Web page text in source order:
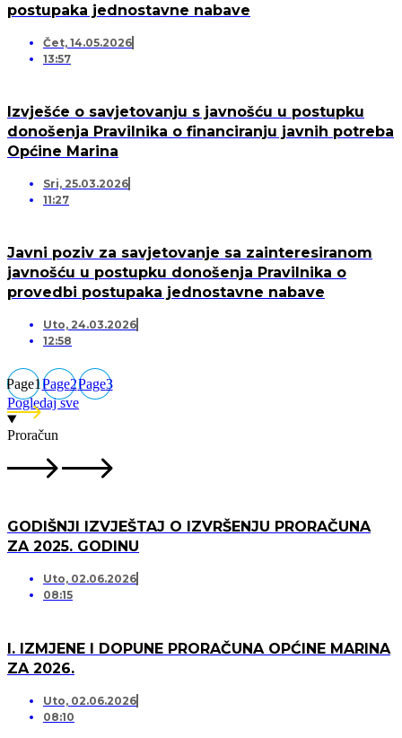
postupaka jednostavne nabave
Čet, 14.05.2026
13:57
Izvješće o savjetovanju s javnošću u postupku
donošenja Pravilnika o financiranju javnih potreba
Općine Marina
Sri, 25.03.2026
11:27
Javni poziv za savjetovanje sa zainteresiranom
javnošću u postupku donošenja Pravilnika o
provedbi postupaka jednostavne nabave
Uto, 24.03.2026
12:58
Page1Page2Page3
Pogledaj sve
Proračun
GODIŠNJI IZVJEŠTAJ O IZVRŠENJU PRORAČUNA
ZA 2025. GODINU
Uto, 02.06.2026
08:15
I. IZMJENE I DOPUNE PRORAČUNA OPĆINE MARINA
ZA 2026.
Uto, 02.06.2026
08:10